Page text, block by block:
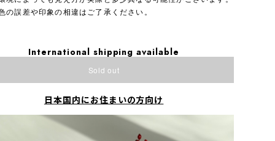
の誤差や印象の相違はご了承ください。
International shipping available
Sold out
日本国内にお住まいの方向け